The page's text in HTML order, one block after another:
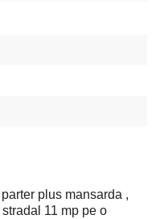
plus mansarda ,
11 mp pe o